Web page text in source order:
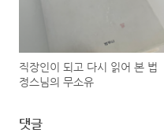
직장인이 되고 다시 읽어 본 법
정스님의 무소유
댓글